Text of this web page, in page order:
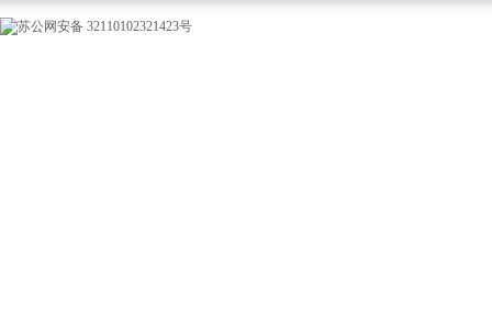
苏公网安备 32110102321423号